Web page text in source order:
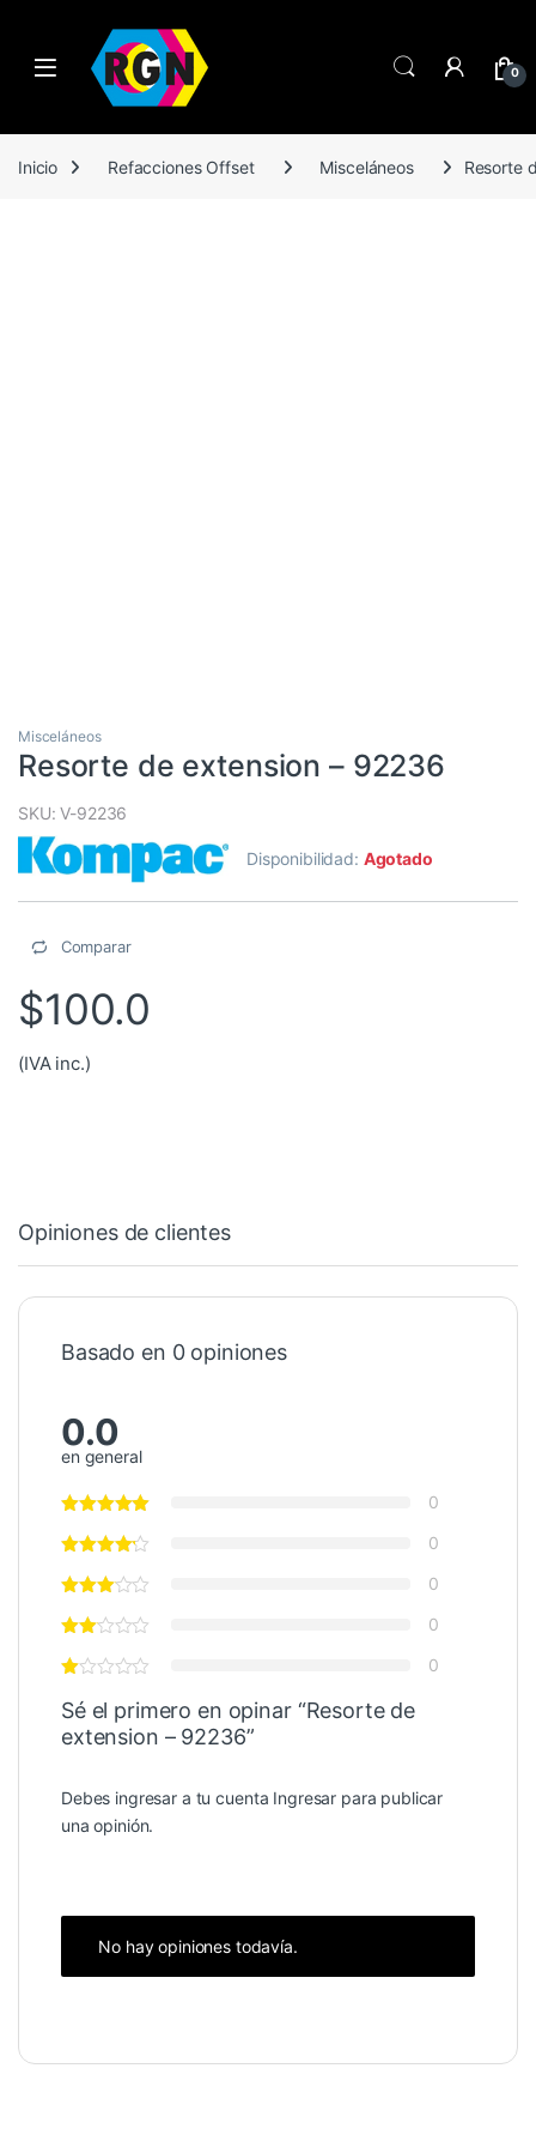
Open 0
Inicio Refacciones Offset Misceláneos Resorte
Misceláneos
Resorte de extension – 92236
SKU: V-92236
Disponibilidad: Agotado
Comparar
$100.0
(IVA inc.)
Opiniones de clientes
Basado en 0 opiniones
0.0
en general
0
0
0
0
0
Sé el primero en opinar “Resorte de
extension – 92236”
Debes ingresar a tu cuenta Ingresar para publicar
una opinión.
No hay opiniones todavía.